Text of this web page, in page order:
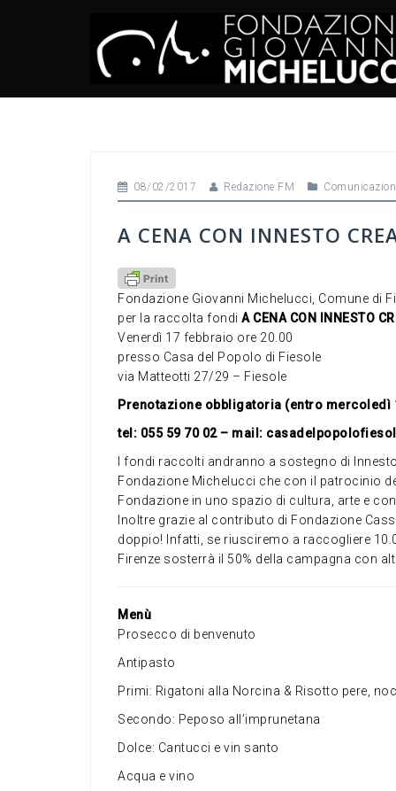
08/02/2017 Redazione FM
A CENA CON INNESTO
Fondazione Giovanni Michelucci, Comune di
per la raccolta fondi A CENA CON INNESTO
Venerdì 17 febbraio ore 20.00
presso Casa del Popolo di Fiesole
via Matteotti 27/29 – Fiesole
Prenotazione obbligatoria (entro mercoledì
tel: 055 59 70 02 – mail:
I fondi raccolti andranno a sostegno di
Fondazione Michelucci che con il patrocinio
Fondazione in uno spazio di cultura, arte e
Inoltre grazie al contributo di Fondazione
doppio! Infatti, se riusciremo a raccogliere
Firenze sosterrà il 50% della campagna con
Menù
Prosecco di benvenuto
Antipasto
Primi: Rigatoni alla Norcina & Risotto pere,
Secondo: Peposo all’imprunetana
Dolce: Cantucci e vin santo
Acqua e vino